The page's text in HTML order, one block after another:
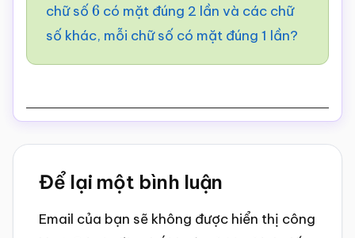
chữ số 6 có mặt đúng 2 lần và các chữ
số khác, mỗi chữ số có mặt đúng 1 lần?
Reader
Interactions
Để lại một bình luận
Email của bạn sẽ không được hiển thị công